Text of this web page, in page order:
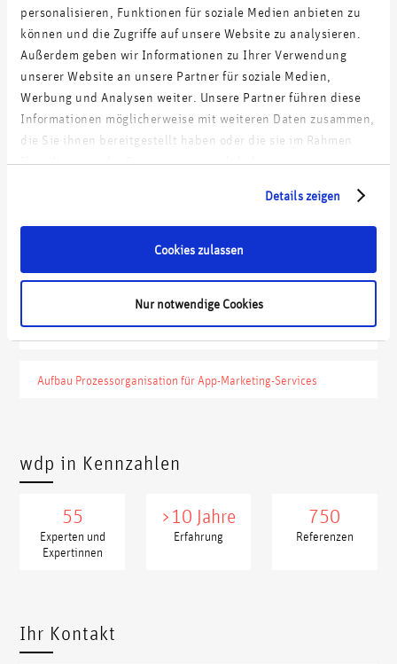
personalisieren, Funktionen für soziale Medien anbieten zu
können und die Zugriffe auf unsere Website zu analysieren.
Außerdem geben wir Informationen zu Ihrer Verwendung
unserer Website an unsere Partner für soziale Medien,
Werbung und Analysen weiter. Unsere Partner führen diese
Informationen möglicherweise mit weiteren Daten zusammen,
die Sie ihnen bereitgestellt haben oder die sie im Rahmen
Ihrer Nutzung der Dienste gesammelt haben.
Details zeigen
Cookies zulassen
Nur notwendige Cookies
Controlling-Funktionen führten dazu, dass digitale Projekte im
Haus einer strukturierten Kosten-/Nutzen-Analyse unterzogen
und ensprechende priorisiert wurden.
Auszug unserer Kundenprojekte:
Digitalstrategie und Umsetzungs-Roadmap für einen
Commercial & IT Due Diligence eines global agierenden Ad-
Tech-Unternehmens
Aufbau Prozessorganisation für App-Marketing-Services
wdp in Kennzahlen
55
Experten und
Expertinnen
>10 Jahre
Erfahrung
750
Referenzen
Ihr Kontakt